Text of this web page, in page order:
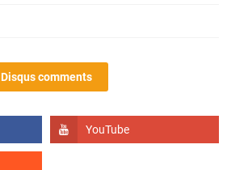
Disqus comments